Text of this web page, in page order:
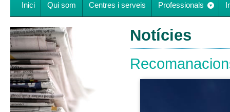
Inici Qui som Centres i serveis Professionals
Notícies